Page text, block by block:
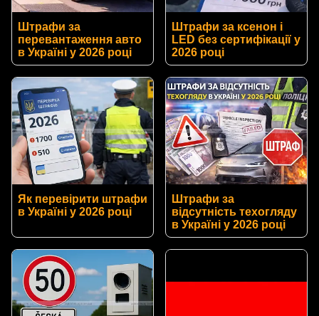
Штрафи за
перевантаження авто
в Україні у 2026 році
Штрафи за ксенон і
LED без сертифікації у
2026 році
Як перевірити штрафи
в Україні у 2026 році
Штрафи за
відсутність техогляду
в Україні у 2026 році